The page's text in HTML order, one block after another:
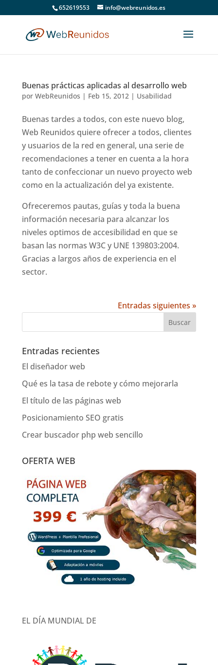
652619553 info@webreunidos.es
Buenas prácticas aplicadas al desarrollo web
por WebReunidos | Feb 15, 2012| Usabilidad
Buenas tardes a todos, con este nuevo blog,
Web Reunidos quiere ofrecer a todos, clientes
y usuarios de la red en general, una serie de
recomendaciones a tener en cuenta a la hora
tanto de confeccionar un nuevo proyecto web
como en la actualización del ya existente.
Ofreceremos pautas, guías y toda la buena
información necesaria para alcanzar los
niveles optimos de accesibilidad en que se
basan las normas W3C y UNE 139803:2004.
Gracias a largos años de experiencia en el
sector.
Entradas siguientes »
Entradas recientes
El diseñador web
Qué es la tasa de rebote y cómo mejorarla
El título de las páginas web
Posicionamiento SEO gratis
Crear buscador php web sencillo
OFERTA WEB
EL DÍA MUNDIAL DE